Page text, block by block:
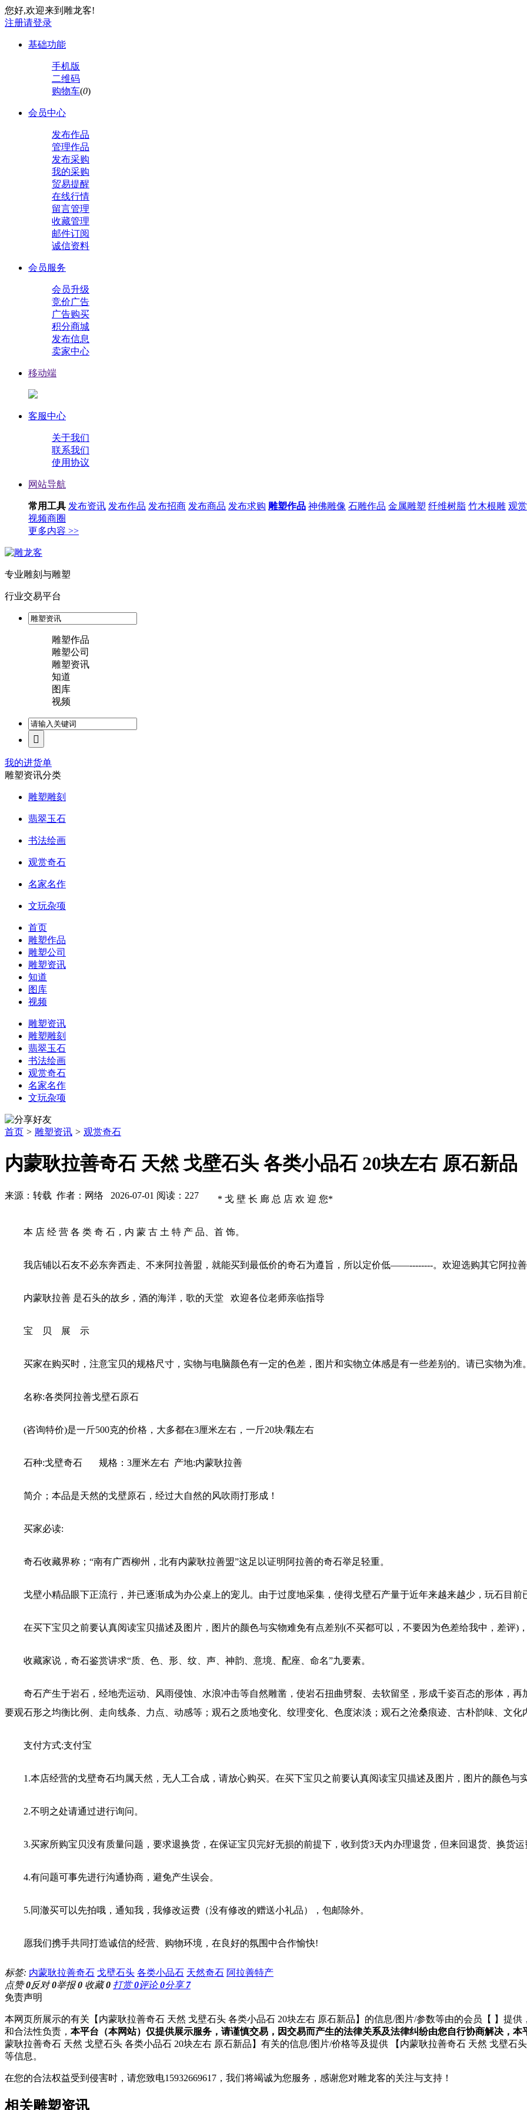
您好,欢迎来到雕龙客!
注册请登录
基础功能
手机版
二维码
购物车(0)
会员中心
发布作品
管理作品
发布采购
我的采购
贸易提醒
在线行情
留言管理
收藏管理
邮件订阅
诚信资料
会员服务
会员升级
竞价广告
广告购买
积分商城
发布信息
卖家中心
移动端
客服中心
关于我们
联系我们
使用协议
网站导航
常用工具 发布资讯 发布作品 发布招商 发布商品 发布求购 雕塑作品 神佛雕像 石雕作品 金属雕塑 纤维树脂 竹木根雕 观
视频商圈
更多内容 >>
专业雕刻与雕塑
行业交易平台
雕塑作品
雕塑公司
雕塑资讯
知道
图库
视频
我的进货单
雕塑资讯分类
雕塑雕刻
翡翠玉石
书法绘画
观赏奇石
名家名作
文玩杂项
首页
雕塑作品
雕塑公司
雕塑资讯
知道
图库
视频
雕塑资讯
雕塑雕刻
翡翠玉石
书法绘画
观赏奇石
名家名作
文玩杂项
首页 > 雕塑资讯 > 观赏奇石
内蒙耿拉善奇石 天然 戈壁石头 各类小品石 20块左右 原石新品
来源：转载 作者：网络 2026-07-01 阅读：227 * 戈 壁 长 廊 总 店 欢 迎 您*
本 店 经 营 各 类 奇 石，内 蒙 古 土 特 产 品、首 饰。
我店铺以石友不必东奔西走、不来阿拉善盟，就能买到最低价的奇石为遵旨，所以定价低——--------。欢迎选购其它阿拉
内蒙耿拉善 是石头的故乡，酒的海洋，歌的天堂 欢迎各位老师亲临指导
宝 贝 展 示
买家在购买时，注意宝贝的规格尺寸，实物与电脑颜色有一定的色差，图片和实物立体感是有一些差别的。请已实物为准。
名称:各类阿拉善戈壁石原石
(咨询特价)是一斤500克的价格，大多都在3厘米左右，一斤20块/颗左右
石种:戈壁奇石 规格：3厘米左右 产地:内蒙耿拉善
简介；本品是天然的戈壁原石，经过大自然的风吹雨打形成！
买家必读:
奇石收藏界称；“南有广西柳州，北有内蒙耿拉善盟”这足以证明阿拉善的奇石举足轻重。
戈壁小精品眼下正流行，并已逐渐成为办公桌上的宠儿。由于过度地采集，使得戈壁石产量于近年来越来越少，玩石目前
在买下宝贝之前要认真阅读宝贝描述及图片，图片的颜色与实物难免有点差别(不买都可以，不要因为色差给我中，差评)，
收藏家说，奇石鉴赏讲求“质、色、形、纹、声、神韵、意境、配座、命名”九要素。
奇石产生于岩石，经地壳运动、风雨侵蚀、水浪冲击等自然雕凿，使岩石扭曲劈裂、去软留坚，形成千姿百态的形体，
要观石形之均衡比例、走向线条、力点、动感等；观石之质地变化、纹理变化、色度浓淡；观石之沧桑痕迹、古朴韵味、文化
支付方式:支付宝
1.本店经营的戈壁奇石均属天然，无人工合成，请放心购买。在买下宝贝之前要认真阅读宝贝描述及图片，图片的颜色与
2.不明之处请通过进行询问。
3.买家所购宝贝没有质量问题，要求退换货，在保证宝贝完好无损的前提下，收到货3天内办理退货，但来回退货、换货运
4.有问题可事先进行沟通协商，避免产生误会。
5.同澈买可以先拍哦，通知我，我修改运费（没有修改的赠送小礼品），包邮除外。
愿我们携手共同打造诚信的经营、购物环境，在良好的氛围中合作愉快!
标签: 内蒙耿拉善奇石 戈壁石头 各类小品石 天然奇石 阿拉善特产
点赞0反对0举报0 收藏0 打赏0评论0分享7
免责声明
本网页所展示的有关【内蒙耿拉善奇石 天然 戈壁石头 各类小品石 20块左右 原石新品】的信息/图片/参数等由的会员【 】提供
和合法性负责， 本平台（本网站）仅提供展示服务，请谨慎交易，因交易而产生的法律关系及法律纠纷由您自行协商解决，本
蒙耿拉善奇石 天然 戈壁石头 各类小品石 20块左右 原石新品】有关的信息/图片/价格等及提供 【内蒙耿拉善奇石 天然 戈壁石
等信息。
在您的合法权益受到侵害时，请您致电15932669617，我们将竭诚为您服务，感谢您对雕龙客的关注与支持！
相关雕塑资讯